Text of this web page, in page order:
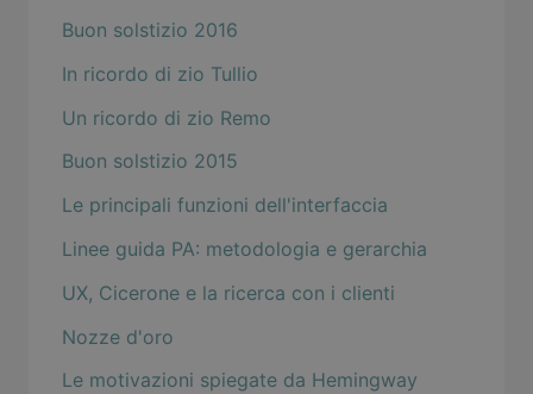
Buon solstizio 2016
In ricordo di zio Tullio
Un ricordo di zio Remo
Buon solstizio 2015
Le principali funzioni dell'interfaccia
Linee guida PA: metodologia e gerarchia
UX, Cicerone e la ricerca con i clienti
Nozze d'oro
Le motivazioni spiegate da Hemingway